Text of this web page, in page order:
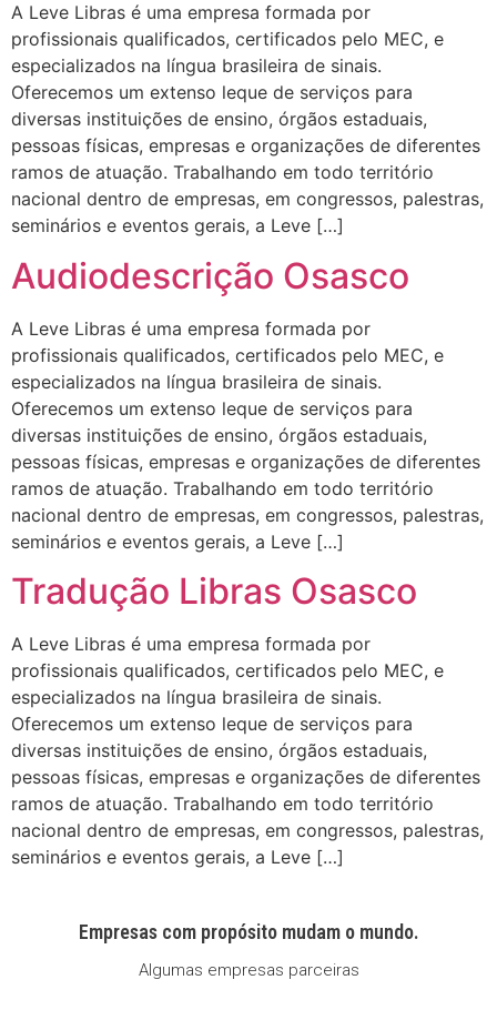
A Leve Libras é uma empresa formada por
profissionais qualificados, certificados pelo MEC, e
especializados na língua brasileira de sinais.
Oferecemos um extenso leque de serviços para
diversas instituições de ensino, órgãos estaduais,
pessoas físicas, empresas e organizações de diferentes
ramos de atuação. Trabalhando em todo território
nacional dentro de empresas, em congressos, palestras,
seminários e eventos gerais, a Leve […]
Audiodescrição Osasco
A Leve Libras é uma empresa formada por
profissionais qualificados, certificados pelo MEC, e
especializados na língua brasileira de sinais.
Oferecemos um extenso leque de serviços para
diversas instituições de ensino, órgãos estaduais,
pessoas físicas, empresas e organizações de diferentes
ramos de atuação. Trabalhando em todo território
nacional dentro de empresas, em congressos, palestras,
seminários e eventos gerais, a Leve […]
Tradução Libras Osasco
A Leve Libras é uma empresa formada por
profissionais qualificados, certificados pelo MEC, e
especializados na língua brasileira de sinais.
Oferecemos um extenso leque de serviços para
diversas instituições de ensino, órgãos estaduais,
pessoas físicas, empresas e organizações de diferentes
ramos de atuação. Trabalhando em todo território
nacional dentro de empresas, em congressos, palestras,
seminários e eventos gerais, a Leve […]
Empresas com propósito mudam o mundo.
Algumas empresas parceiras